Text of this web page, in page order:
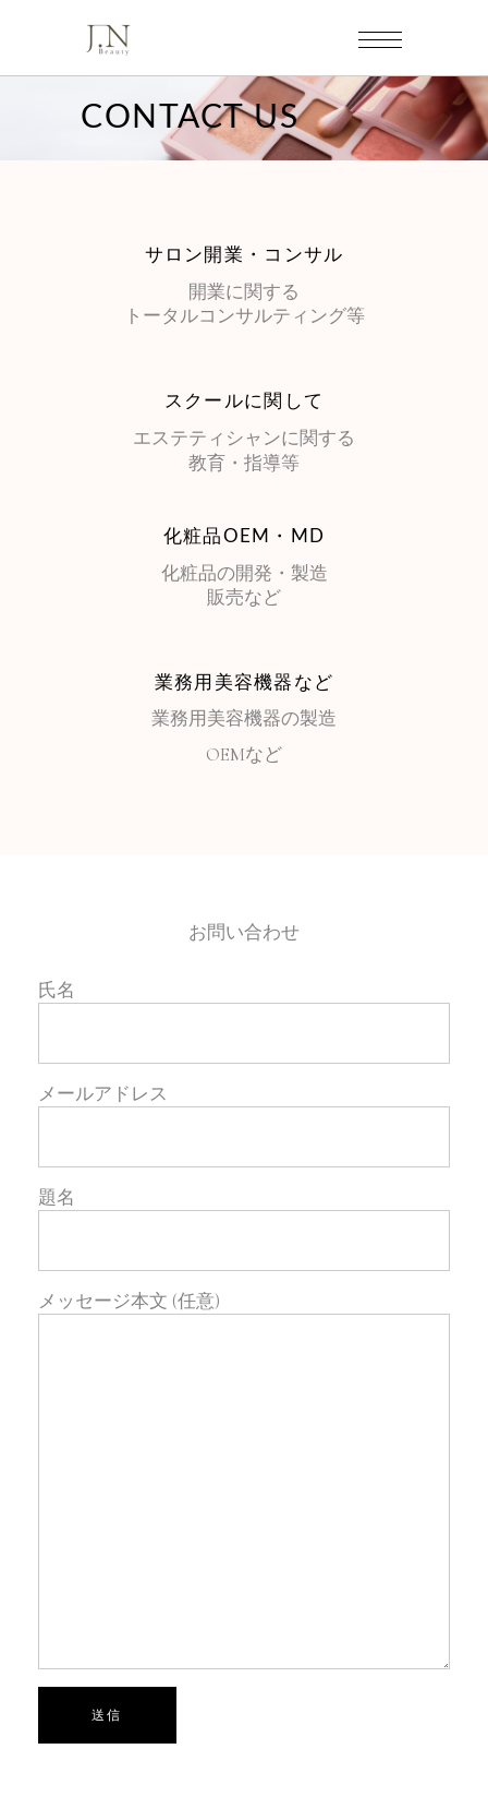
CONTACT US
サロン開業・コンサル
開業に関する
トータルコンサルティング等
スクールに関して
エステティシャンに関する
教育・指導等
化粧品OEM・MD
化粧品の開発・製造
販売など
業務用美容機器など
業務用美容機器の製造
OEMなど
お問い合わせ
氏名
メールアドレス
題名
メッセージ本文 (任意)
送信